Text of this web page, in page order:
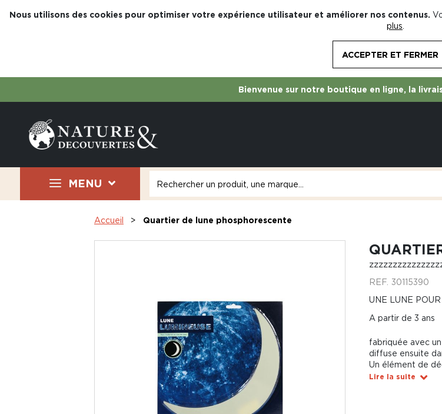
Nous utilisons des cookies pour optimiser votre expérience utilisateur et améliorer nos contenus.
plus
ACCEPTER ET FERMER
Bienvenue sur notre boutique en ligne, la
MENU
Accueil Quartier de lune phosphorescente
REF. 30115390
UNE LUNE
A partir de 3 ans
fabriquée avec
diffuse ensuite
Un élément de
Lire la suite